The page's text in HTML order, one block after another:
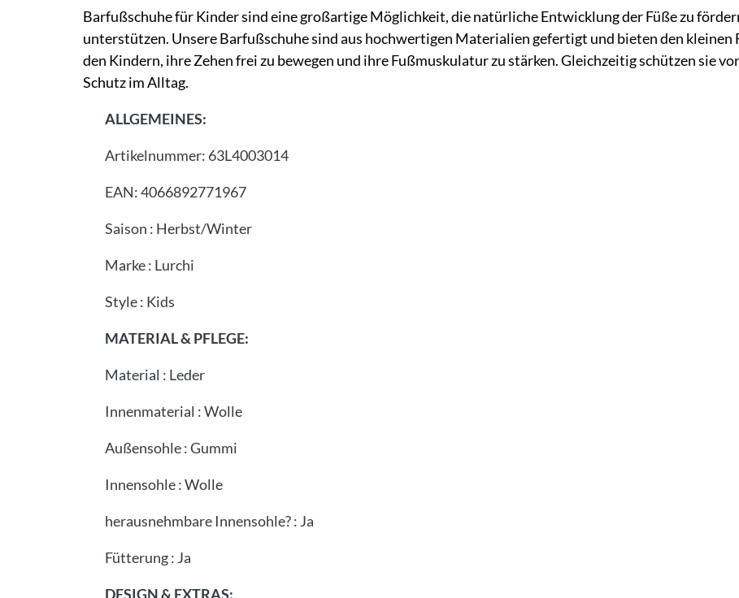
Barfußschuhe für Kinder sind eine großartige Möglichkeit, die natürliche Entwicklung der Füße zu
unterstützen. Unsere Barfußschuhe sind aus hochwertigen Materialien gefertigt und bieten den kleinen
den Kindern, ihre Zehen frei zu bewegen und ihre Fußmuskulatur zu stärken. Gleichzeitig schützen sie
Schutz im Alltag.
ALLGEMEINES:
Artikelnummer: 63L4003014
EAN:4066892771967
Saison : Herbst/Winter
Marke: Lurchi
Style: Kids
MATERIAL & PFLEGE:
Material : Leder
Innenmaterial :Wolle
Außensohle:Gummi
Innensohle:Wolle
herausnehmbare Innensohle?: Ja
Fütterung: Ja
DESIGN & EXTRAS: